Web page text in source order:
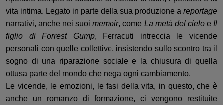
vita intima. Legato in parte della sua produzione a reportage
narrativi,anche nei suoimemoir, come La metà del cieloe Il
figlio di Forrest Gump, Ferracuti
intreccia le vicende
personali con quelle collettive, insistendo sullo scontro tra il
sogno di una riparazione sociale e
la chiusura di quella
ottusa parte del mondo che nega ogni cambiamento.
Le vicende, le emozioni, le fasi della vita, in questo, che è
anche un romanzo di formazione, ci vengono restituite